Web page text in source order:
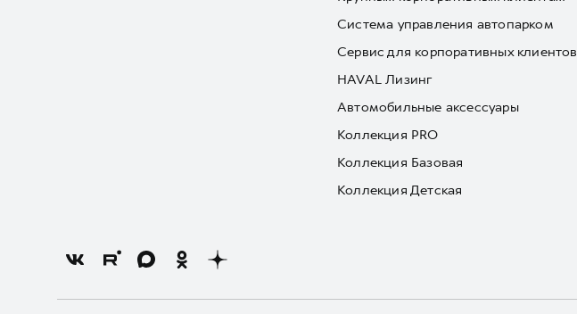
Система управления автопарком
Сервис для корпоративных клиентов
HAVAL Лизинг
Автомобильные аксессуары
Коллекция PRO
Коллекция Базовая
Коллекция Детская